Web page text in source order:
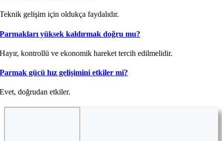
Teknik gelişim için oldukça faydalıdır.
Parmakları yüksek kaldırmak doğru mu?
Hayır, kontrollü ve ekonomik hareket tercih edilmelidir.
Parmak gücü hız gelişimini etkiler mi?
Evet, doğrudan etkiler.